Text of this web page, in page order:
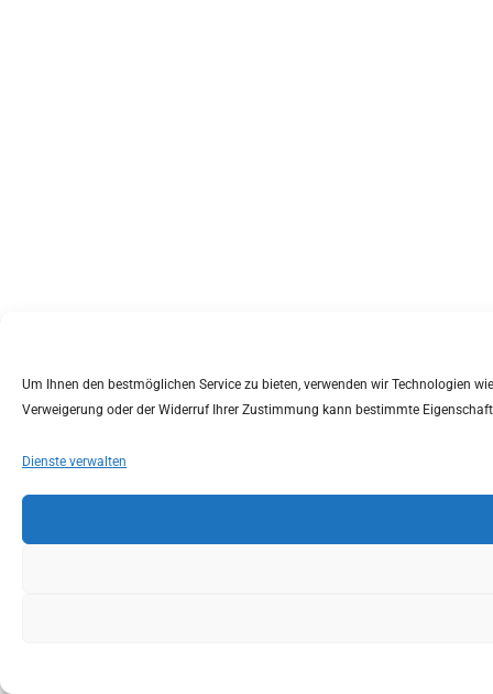
Um Ihnen den bestmöglichen Service zu bieten, verwenden wir Technologien
Verweigerung oder der Widerruf Ihrer Zustimmung kann bestimmte
Dienste verwalten